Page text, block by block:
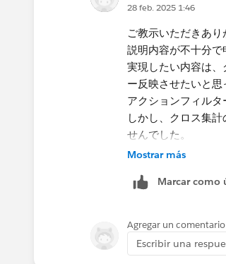
28 feb. 2025 1:46
ご教示いただきあり
説明内容が不十分で
実現したい内容は
ー反映させたいと思
アクションフィルタ
しかし、クロス集
せんでした。
そのため、セットア
Mostrar más
Marcar como
Agregar un comentario
Escribir una